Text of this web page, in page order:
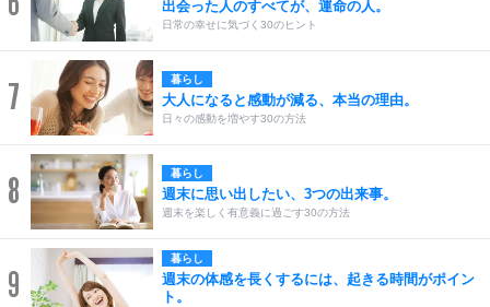
出会った人のすべてが、運命の人。
日常の幸せに気づく30のヒント
7 暮らし
大人になると感動が減る、本当の理由。
日々の感動を増やす30の方法
8 暮らし
週末に思い出したい、3つの出来事。
週末を楽しく有意義に過ごす30の方法
9
暮らし
週末の体感を長くするには、起きる時間がポイン
ト。